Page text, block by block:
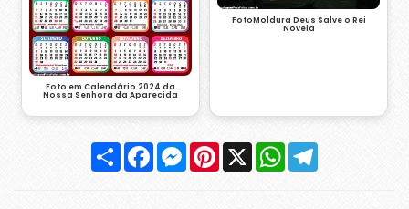
Foto em Calendário 2024 da
Nossa Senhora da Aparecida
FotoMoldura Deus Salve o Rei
Novela
Compartilhar
FacebookMessenger
Pinterest
X WhatsApp